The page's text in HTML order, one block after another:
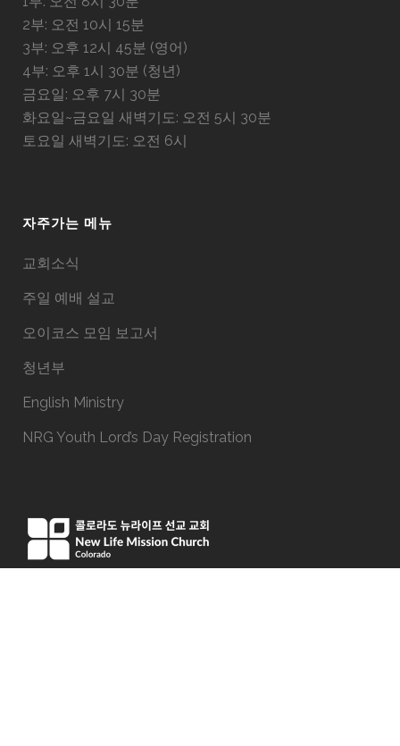
2부: 오전 10시 15분
3부: 오후 12시 45분 (영어)
4부: 오후 1시 30분 (청년)
금요일: 오후 7시 30분
화요일~금요일 새벽기도: 오전 5시 30분
토요일 새벽기도: 오전 6시
자주가는 메뉴
교회소식
주일 예배 설교
오이코스 모임 보고서
청년부
English Ministry
NRG Youth Lord’s Day Registration